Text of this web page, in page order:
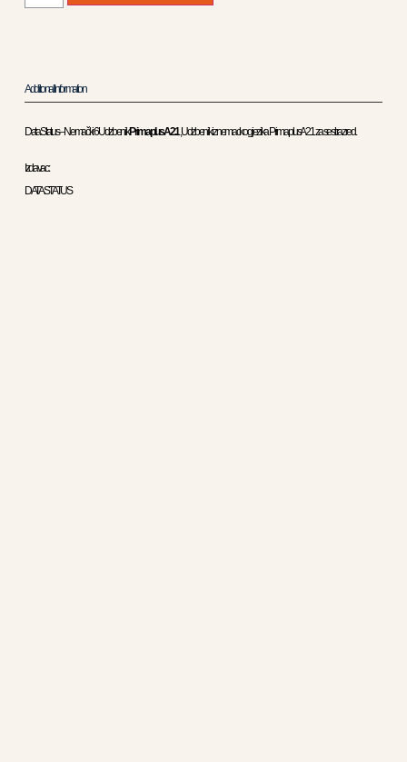
Additional Information
Data Status – Nemački 6 UdzbenikPrima plus A2.1, Udzbenik iz nemackog jezika Prima plus A2.1 za sesti razred .
Izdavac :
DATASTATUS